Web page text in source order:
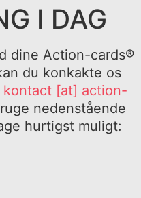
I DAG
dine Action-cards®
du konkakte os
kontact [at] action-
nedenstående
hurtigst muligt: